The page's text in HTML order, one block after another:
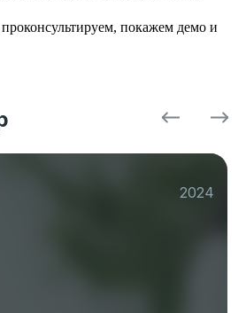
покажем демо и
2024